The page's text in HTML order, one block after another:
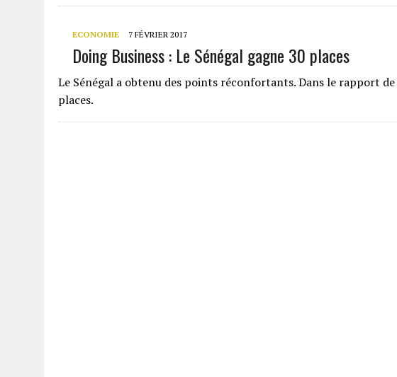
ECONOMIE 7 FÉVRIER 2017
Doing Business : Le Sénégal gagne 30 places
Le Sénégal a obtenu des points réconfortants. Dans le rapport
places.